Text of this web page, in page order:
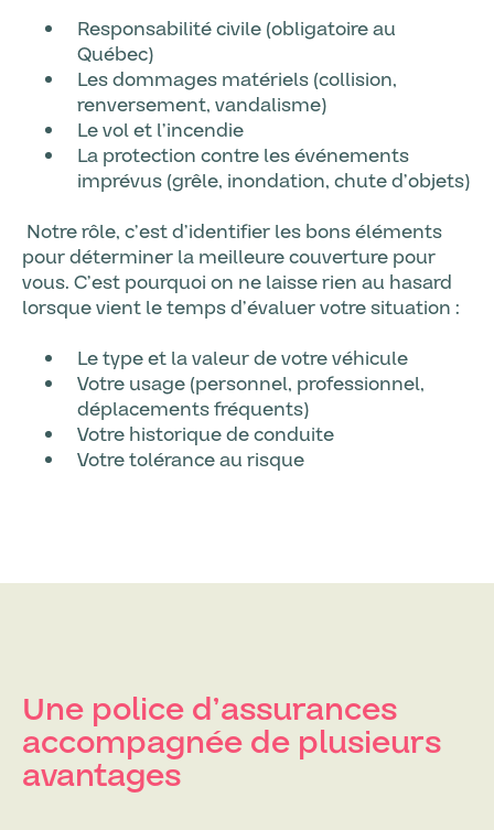
Responsabilité civile (obligatoire au
Québec)
Les dommages matériels (collision,
renversement, vandalisme)
Le vol et l’incendie
La protection contre les événements
imprévus (grêle, inondation, chute d’objets)
Notre rôle, c’est d’identifier les bons éléments
pour déterminer la meilleure couverture pour
vous. C’est pourquoi on ne laisse rien au hasard
lorsque vient le temps d’évaluer votre situation :
Le type et la valeur de votre véhicule
Votre usage (personnel, professionnel,
déplacements fréquents)
Votre historique de conduite
Votre tolérance au risque
Une police d’assurances
accompagnée de plusieurs
avantages